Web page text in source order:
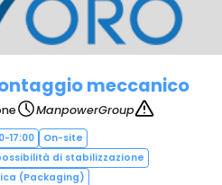
meccanico
ManpowerGroup
17:00
On-site
di stabilizzazione
(Packaging)